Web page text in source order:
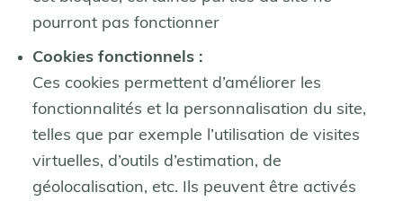
pourront pas fonctionner
Cookies fonctionnels :
Ces cookies permettent d’améliorer les
fonctionnalités et la personnalisation du site,
telles que par exemple l’utilisation de visites
virtuelles, d’outils d’estimation, de
géolocalisation, etc. Ils peuvent être activés